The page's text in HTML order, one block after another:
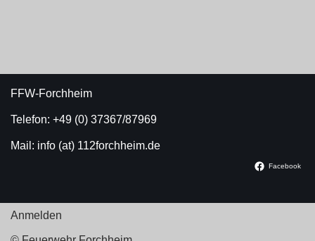
FFW-Forchheim
Telefon: +49 (0) 37367/87969
Mail: info (at) 112forchheim.de
Facebook
Anmelden